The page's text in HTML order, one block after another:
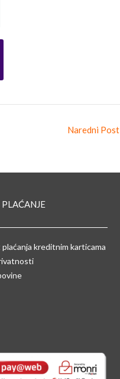
Naredni Post
kreditnim karticama